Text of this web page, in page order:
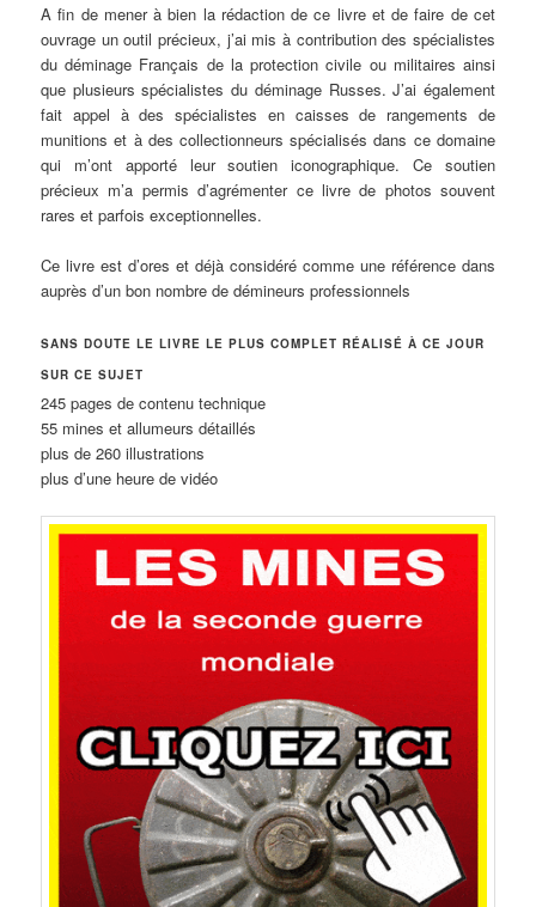
A fin de mener à bien la rédaction de ce livre et de faire de cet
ouvrage un outil précieux, j’ai mis à contribution des spécialistes
du déminage Français de la protection civile ou militaires ainsi
que plusieurs spécialistes du déminage Russes. J’ai également
fait appel à des spécialistes en caisses de rangements de
munitions et à des collectionneurs spécialisés dans ce domaine
qui m’ont apporté leur soutien iconographique. Ce soutien
précieux m’a permis d’agrémenter ce livre de photos souvent
rares et parfois exceptionnelles.
Ce livre est d’ores et déjà considéré comme une référence dans
auprès d’un bon nombre de démineurs professionnels
SANS DOUTE LE LIVRE LE PLUS COMPLET RÉALISÉ À CE JOUR
SUR CE SUJET
245 pages de contenu technique
55 mines et allumeurs détaillés
plus de 260 illustrations
plus d’une heure de vidéo